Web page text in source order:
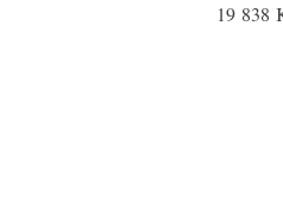
19 838